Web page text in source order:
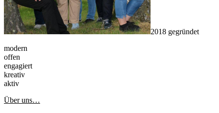
2018 gegründet
modern
offen
engagiert
kreativ
aktiv
Über uns…